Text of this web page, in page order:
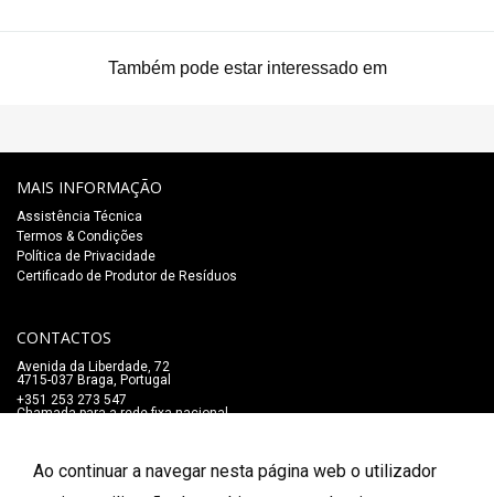
Ao continuar a navegar nesta página web o utilizador
Também pode estar interessado em
MAIS INFORMAÇÃO
Assistência Técnica
Termos & Condições
Política de Privacidade
Certificado de Produtor de Resíduos
CONTACTOS
Avenida da Liberdade, 72
4715-037 Braga, Portugal
+351 253 273 547
Chamada para a rede fixa nacional